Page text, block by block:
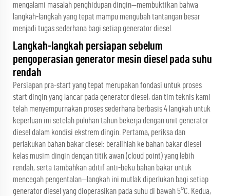
mengalami masalah penghidupan dingin—membuktikan bahwa
langkah-langkah yang tepat mampu mengubah tantangan besar
menjadi tugas sederhana bagi setiap generator diesel.
Langkah-langkah persiapan sebelum
pengoperasian generator mesin diesel pada suhu
rendah
Persiapan pra-start yang tepat merupakan fondasi untuk proses
start dingin yang lancar pada generator diesel, dan tim teknis kami
telah menyempurnakan proses sederhana berbasis 4 langkah untuk
keperluan ini setelah puluhan tahun bekerja dengan unit generator
diesel dalam kondisi ekstrem dingin. Pertama, periksa dan
perlakukan bahan bakar diesel: beralihlah ke bahan bakar diesel
kelas musim dingin dengan titik awan (cloud point) yang lebih
rendah, serta tambahkan aditif anti-beku bahan bakar untuk
mencegah pengentalan—langkah ini mutlak diperlukan bagi setiap
generator diesel yang dioperasikan pada suhu di bawah 5°C. Kedua,